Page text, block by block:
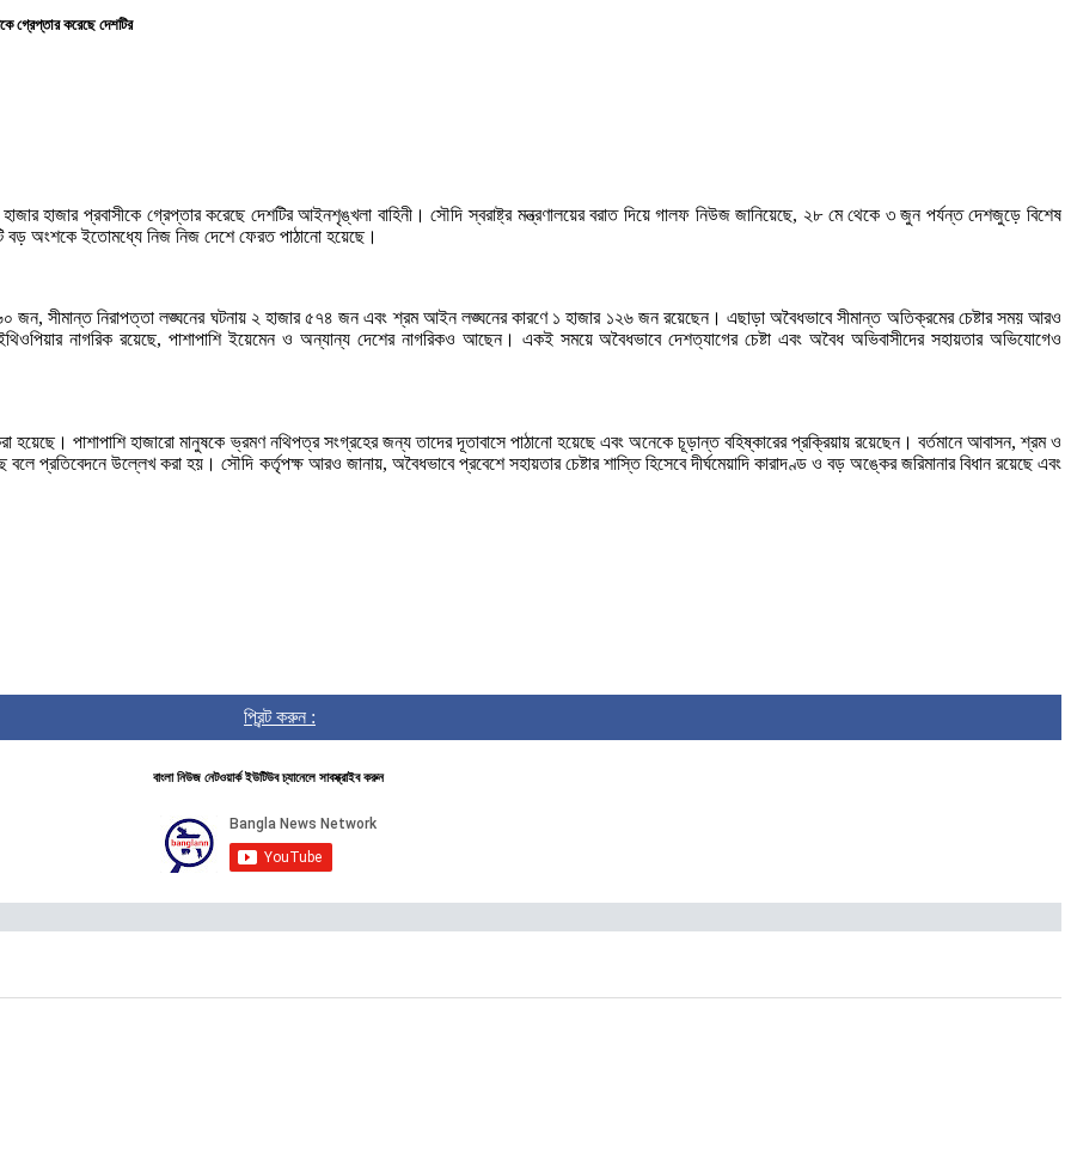
গ্রেপ্তার করেছে দেশটির
প্রবাসীকে গ্রেপ্তার করেছে দেশটির আইনশৃঙ্খলা বাহিনী। সৌদি স্বরাষ্ট্র মন্ত্রণালয়ের বরাত দিয়ে গালফ নিউজ জানিয়েছে, ২৮ মে থেকে ৩ জুন পর্যন্ত দেশজুড়ে বিশেষ
অংশকে ইতোমধ্যে নিজ নিজ দেশে ফেরত পাঠানো হয়েছে।
সীমান্ত নিরাপত্তা লঙ্ঘনের ঘটনায় ২ হাজার ৫৭৪ জন এবং শ্রম আইন লঙ্ঘনের কারণে ১ হাজার ১২৬ জন রয়েছেন। এছাড়া অবৈধভাবে সীমান্ত অতিক্রমের চেষ্টার সময় আরও
নাগরিক রয়েছে, পাশাপাশি ইয়েমেন ও অন্যান্য দেশের নাগরিকও আছেন। একই সময়ে অবৈধভাবে দেশত্যাগের চেষ্টা এবং অবৈধ অভিবাসীদের সহায়তার অভিযোগেও
হয়েছে। পাশাপাশি হাজারো মানুষকে ভ্রমণ নথিপত্র সংগ্রহের জন্য তাদের দূতাবাসে পাঠানো হয়েছে এবং অনেকে চূড়ান্ত বহিষ্কারের প্রক্রিয়ায় রয়েছেন। বর্তমানে আবাসন, শ্রম ও
প্রতিবেদনে উল্লেখ করা হয়। সৌদি কর্তৃপক্ষ আরও জানায়, অবৈধভাবে প্রবেশে সহায়তার চেষ্টার শাস্তি হিসেবে দীর্ঘমেয়াদি কারাদণ্ড ও বড় অঙ্কের জরিমানার বিধান রয়েছে এবং
প্রিন্ট করুন :
বাংলা নিউজ নেটওয়ার্ক ইউটিউব চ্যানেলে সাবস্ক্রাইব করুন